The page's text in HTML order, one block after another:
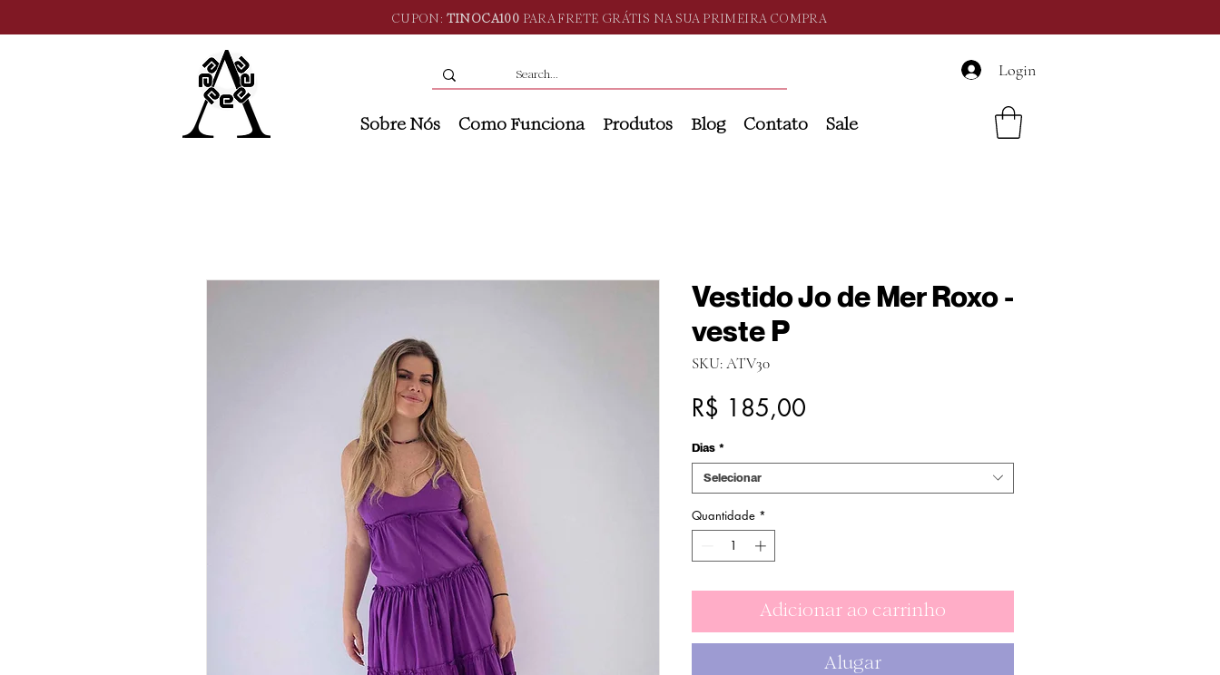
CUPON: TINOCA100 PARA FRETE GRÁTIS NA SUA PRIMEIRA COMPRA
Login
Sobre Nós Como Funciona Produtos Blog Contato Sale
Vestido Jo de Mer Roxo -
veste P
SKU: ATV30
R$ 185,00
Dias *
Selecionar
Quantidade *
Adicionar ao carrinho
Alugar